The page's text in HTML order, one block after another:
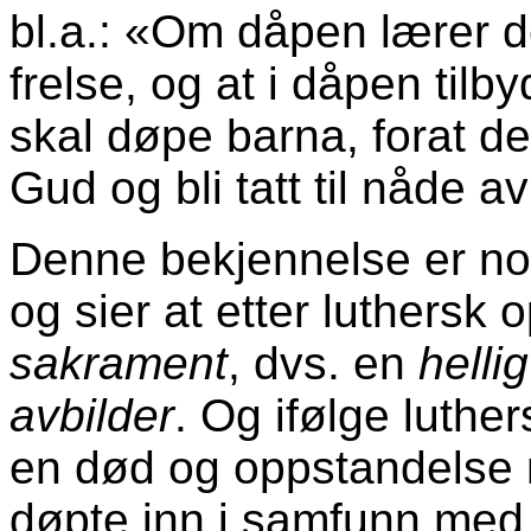
bl.a.: «Om dåpen lærer
frelse, og at i dåpen
skal døpe barna, forat
Gud og bli tatt til nåde
Denne bekjennelse er
og sier at etter luthersk
sakrament, dvs. en
avbilder. Og ifølge
en død og
døpte inn i samfunn